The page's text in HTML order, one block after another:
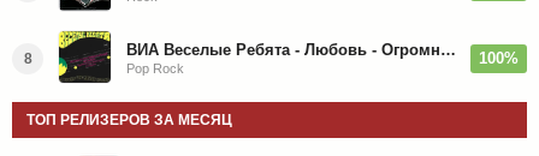
8 ВИА Веселые Ребята - Любовь - Огромная Страна - 1974/2026
Pop Rock
100%
ТОП РЕЛИЗЕРОВ ЗА МЕСЯЦ